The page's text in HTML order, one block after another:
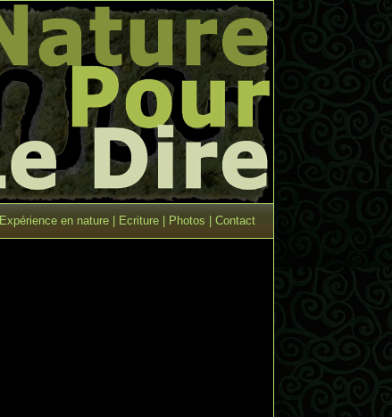
Expérience en nature| Ecriture| Photos Contact